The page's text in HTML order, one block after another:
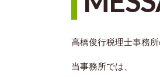
高橋俊行税理士事務
当事務所では、